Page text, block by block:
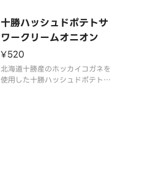
十勝ハッシュドポテトサ
ワークリームオニオン
¥520
北海道十勝産のホッカイコガネを
使用した十勝ハッシュドポテトに